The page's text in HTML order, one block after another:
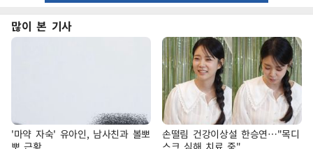
많이 본 기사
'마약 자숙' 유아인, 남사친과 볼뽀
뽀 근황
손떨림 건강이상설 한승연…"목디
스크 심해 치료 중"